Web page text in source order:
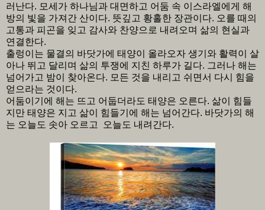
러난다. 모세가 하나님과 대면하고 어둠 속 이스라엘에게 해
방의 빛을 가져간 산이다. 뜻깊고 황홀한 장관이다. 오를 때의
고통과 피곤을 잊고 감사와 찬양으로 내려오며 삶의 현실과
연결한다.
출렁이는 물결의 바닷가에 태양이 올라오자 생기와 활력이 살
아나 뛰고 달리며 삶의 투쟁에 지친 하루가 길다. 그러나 해는
넘어가고 밤이 찾아온다. 모든 것을 내리고 쉬면서 다시 힘을
얻으라는 것이다.
어둠이기에 해는 뜨고 어둡더라도 태양은 오른다. 삶이 힘들
지만 태양은 지고 삶이 힘들기에 해는 넘어간다. 바닷가의 해
는 오늘도 솟아 오르고 오늘도 내려간다.